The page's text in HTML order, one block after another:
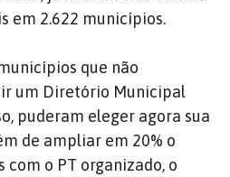
em 2.622 municípios.
que não
um Diretório Municipal
puderam eleger agora sua
de ampliar em 20% o
o PT organizado, o